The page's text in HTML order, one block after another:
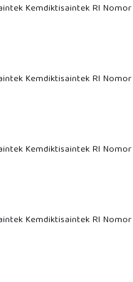
Kemdiktisaintek RI Nomor
Kemdiktisaintek RI Nomor
Kemdiktisaintek RI Nomor
Kemdiktisaintek RI Nomor